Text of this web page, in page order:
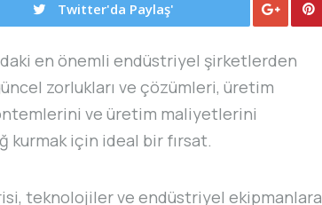
Twitter'da Paylaş'
en önemli endüstriyel şirketlerden
zorlukları ve çözümleri, üretim
ve üretim maliyetlerini
kurmak için ideal bir fırsat.
teknolojiler ve endüstriyel ekipmanlara